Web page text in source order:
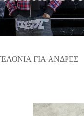
ΓΙΑ ΆΝΔΡΕΣ